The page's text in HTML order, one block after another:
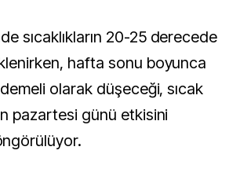
sıcaklıkların 20-25 derecede
hafta sonu boyunca
olarak düşeceği, sıcak
pazartesi günü etkisini